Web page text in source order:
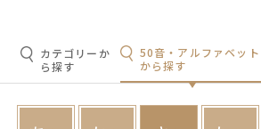
カテゴリーか
ら探す
50音・アルファベット
から探す